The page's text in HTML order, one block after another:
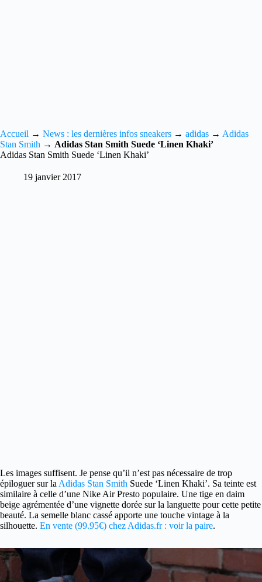
Accueil → News : les dernières infos sneakers → adidas → Adidas
Stan Smith → Adidas Stan Smith Suede ‘Linen Khaki’
Adidas Stan Smith Suede ‘Linen Khaki’
19 janvier 2017
Les images suffisent. Je pense qu’il n’est pas nécessaire de trop
épiloguer sur la Adidas Stan Smith Suede ‘Linen Khaki’. Sa teinte est
similaire à celle d’une Nike Air Presto populaire. Une tige en daim
beige agrémentée d’une vignette dorée sur la languette pour cette petite
beauté. La semelle blanc cassé apporte une touche vintage à la
silhouette. En vente (99.95€) chez Adidas.fr : voir la paire.